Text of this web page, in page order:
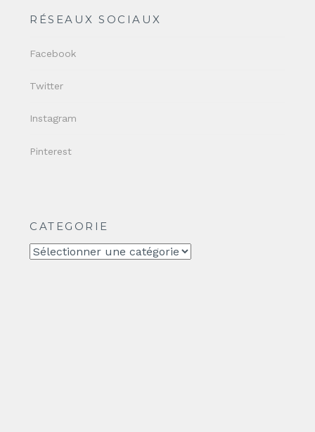
RÉSEAUX SOCIAUX
Facebook
Twitter
Instagram
Pinterest
CATEGORIE
CATEGORIE